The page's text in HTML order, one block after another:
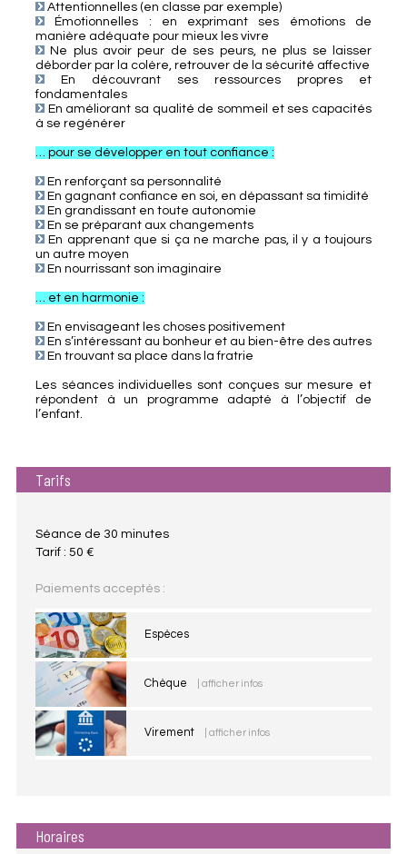
Attentionnelles (en classe par exemple)
Émotionnelles : en exprimant ses émotions de
manière adéquate pour mieux les vivre
Ne plus avoir peur de ses peurs, ne plus se laisser
déborder par la colère, retrouver de la sécurité affective
En découvrant ses ressources propres et
fondamentales
En améliorant sa qualité de sommeil et ses capacités
à se regénérer
… pour se développer en tout confiance :
En renforçant sa personnalité
En gagnant confiance en soi, en dépassant sa timidité
En grandissant en toute autonomie
En se préparant aux changements
En apprenant que si ça ne marche pas, il y a toujours
un autre moyen
En nourrissant son imaginaire
… et en harmonie :
En envisageant les choses positivement
En s’intéressant au bonheur et au bien-être des autres
En trouvant sa place dans la fratrie
Les séances individuelles sont conçues sur mesure et
répondent à un programme adapté à l’objectif de
l’enfant.
Tarifs
Séance de 30 minutes
Tarif : 50 €
Paiements acceptés :
Espèces
Chèque | afficher infos
Virement | afficher infos
Horaires